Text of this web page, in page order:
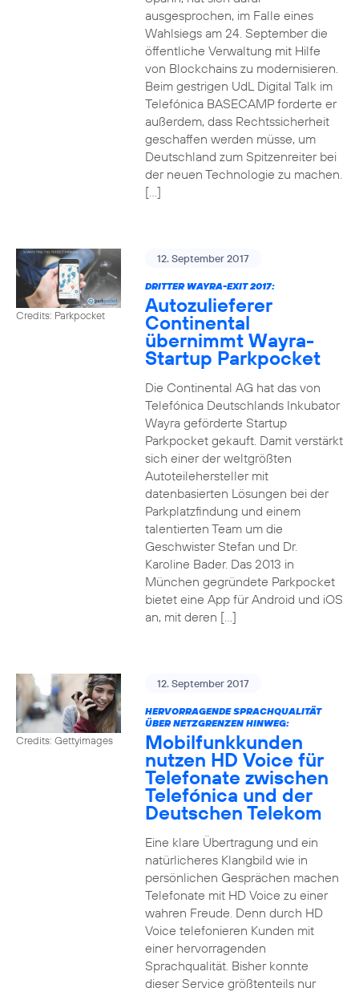
ausgesprochen, im Falle eines
Wahlsiegs am 24. September die
öffentliche Verwaltung mit Hilfe
von Blockchains zu modernisieren.
Beim gestrigen UdL Digital Talk im
Telefónica BASECAMP forderte er
außerdem, dass Rechtssicherheit
geschaffen werden müsse, um
Deutschland zum Spitzenreiter bei
der neuen Technologie zu machen.
[…]
Credits: Parkpocket
12. September 2017
DRITTER WAYRA-EXIT 2017:
Autozulieferer
Continental
übernimmt Wayra-
Startup Parkpocket
Die Continental AG hat das von
Telefónica Deutschlands Inkubator
Wayra geförderte Startup
Parkpocket gekauft. Damit verstärkt
sich einer der weltgrößten
Autoteilehersteller mit
datenbasierten Lösungen bei der
Parkplatzfindung und einem
talentierten Team um die
Geschwister Stefan und Dr.
Karoline Bader. Das 2013 in
München gegründete Parkpocket
bietet eine App für Android und iOS
an, mit deren […]
Credits: Gettyimages
12. September 2017
HERVORRAGENDE SPRACHQUALITÄT
ÜBER NETZGRENZEN HINWEG:
Mobilfunkkunden
nutzen HD Voice für
Telefonate zwischen
Telefónica und der
Deutschen Telekom
Eine klare Übertragung und ein
natürlicheres Klangbild wie in
persönlichen Gesprächen machen
Telefonate mit HD Voice zu einer
wahren Freude. Denn durch HD
Voice telefonieren Kunden mit
einer hervorragenden
Sprachqualität. Bisher konnte
dieser Service größtenteils nur